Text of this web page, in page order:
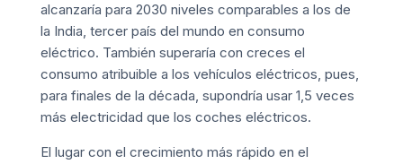
alcanzaría para 2030 niveles comparables a los de
la India, tercer país del mundo en consumo
eléctrico. También superaría con creces el
consumo atribuible a los vehículos eléctricos, pues,
para finales de la década, supondría usar 1,5 veces
más electricidad que los coches eléctricos.
El lugar con el crecimiento más rápido en el